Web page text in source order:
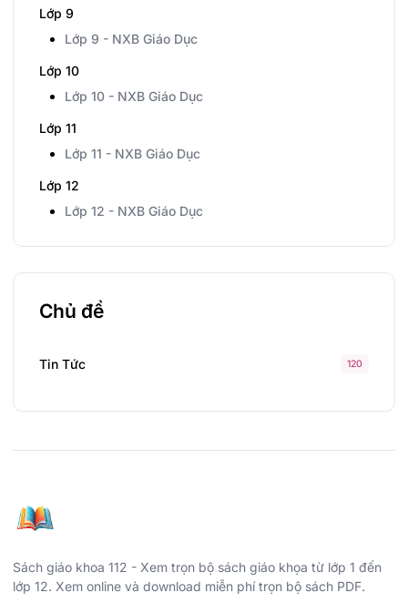
Lớp 9
Lớp 9 - NXB Giáo Dục
Lớp 10
Lớp 10 - NXB Giáo Dục
Lớp 11
Lớp 11 - NXB Giáo Dục
Lớp 12
Lớp 12 - NXB Giáo Dục
Chủ đề
Tin Tức 120
Sách giáo khoa 112 - Xem trọn bộ sách giáo khọa từ lớp 1 đến
lớp 12. Xem online và download miễn phí trọn bộ sách PDF.